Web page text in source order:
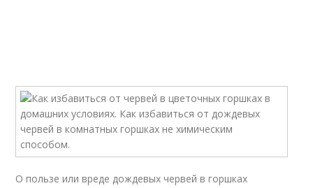
О пользе или вреде дождевых червей в горшках